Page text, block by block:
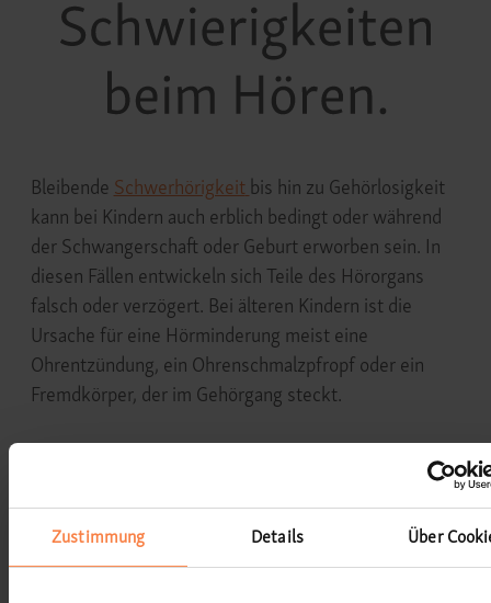
Zustimmung Details Über
Bleibende Schwerhörigkeit bis hin zu Gehörlosigkeit
kann bei Kindern auch erblich bedingt oder während
der Schwangerschaft oder Geburt erworben sein. In
diesen Fällen entwickeln sich Teile des Hörorgans
falsch oder verzögert. Bei älteren Kindern ist die
Ursache für eine Hörminderung meist eine
Ohrentzündung, ein Ohrenschmalzpfropf oder ein
Fremdkörper, der im Gehörgang steckt.